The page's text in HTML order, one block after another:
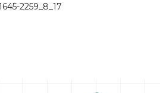
2259_8_17